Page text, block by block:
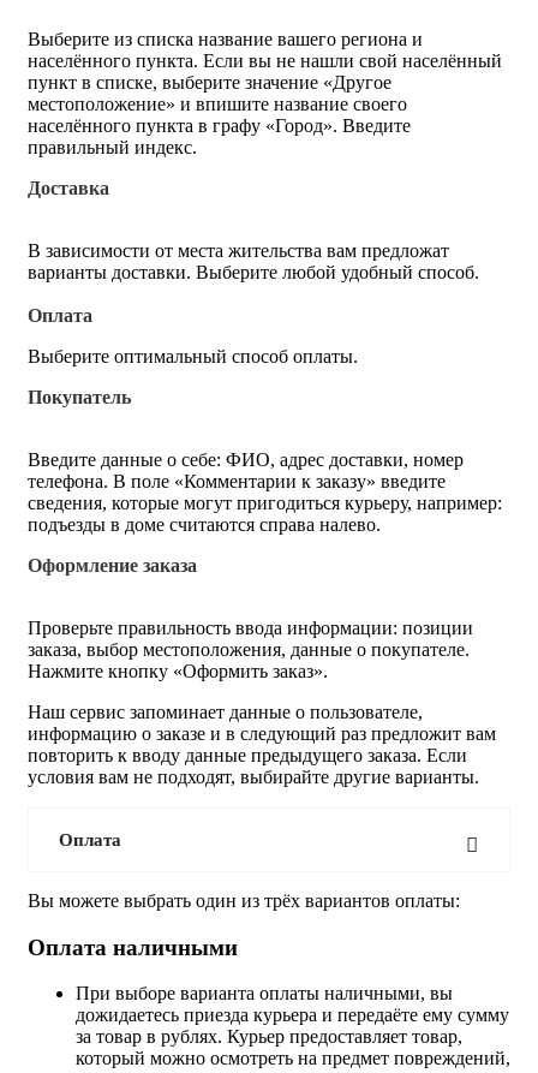
Выберите из списка название вашего региона и
населённого пункта. Если вы не нашли свой населённый
пункт в списке, выберите значение «Другое
местоположение» и впишите название своего
населённого пункта в графу «Город». Введите
правильный индекс.
Доставка
В зависимости от места жительства вам предложат
варианты доставки. Выберите любой удобный способ.
Оплата
Выберите оптимальный способ оплаты.
Покупатель
Введите данные о себе: ФИО, адрес доставки, номер
телефона. В поле «Комментарии к заказу» введите
сведения, которые могут пригодиться курьеру, например:
подъезды в доме считаются справа налево.
Оформление заказа
Проверьте правильность ввода информации: позиции
заказа, выбор местоположения, данные о покупателе.
Нажмите кнопку «Оформить заказ».
Наш сервис запоминает данные о пользователе,
информацию о заказе и в следующий раз предложит вам
повторить к вводу данные предыдущего заказа. Если
условия вам не подходят, выбирайте другие варианты.
Оплата
Вы можете выбрать один из трёх вариантов оплаты:
Оплата наличными
При выборе варианта оплаты наличными, вы
дожидаетесь приезда курьера и передаёте ему сумму
за товар в рублях. Курьер предоставляет товар,
который можно осмотреть на предмет повреждений,